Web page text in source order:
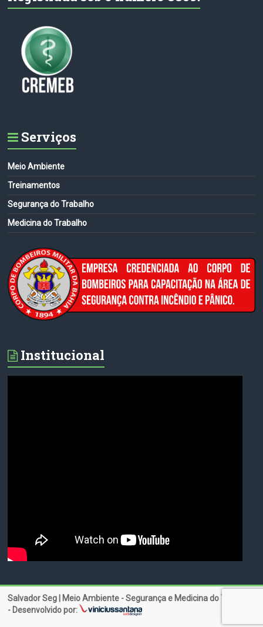
Serviços
Meio Ambiente
Treinamentos
Segurança do Trabalho
Medicina do Trabalho
Institucional
Salvador Seg | Meio Ambiente - Segurança e Medicina do Trabalho
- Desenvolvido por: